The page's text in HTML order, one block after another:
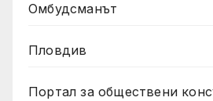
Омбудсманът
Пловдив
Портал за обществени